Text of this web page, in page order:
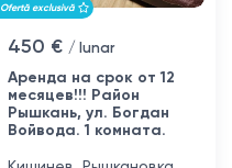
Ofertă exclusivă
450 € / lunar
Аренда на срок от 12
месяцев!!! Район
Рышкань, ул. Богдан
Войвода. 1 комната.